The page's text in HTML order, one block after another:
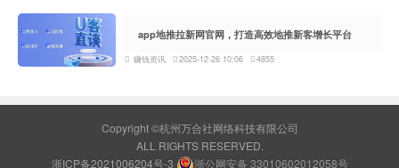
app地推拉新网官网，打造高效地推新客增长平台
赚钱资讯 2025-12-26 10:06 4855
Copyright ©杭州万合社网络科技有限公司
ALL RIGHTS RESERVED.
浙ICP备2021006204号-3
浙公网安备 33010602012058号